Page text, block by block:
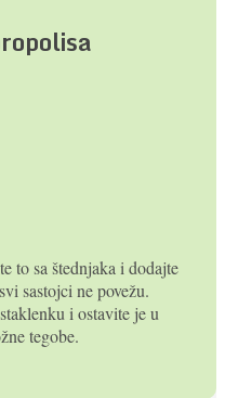
to sa štednjaka i dodajte
sastojci ne povežu.
i ostavite je u
tegobe.